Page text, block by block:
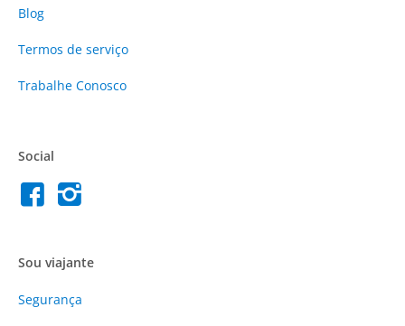
Blog
Termos de serviço
Trabalhe Conosco
Social
Sou viajante
Segurança